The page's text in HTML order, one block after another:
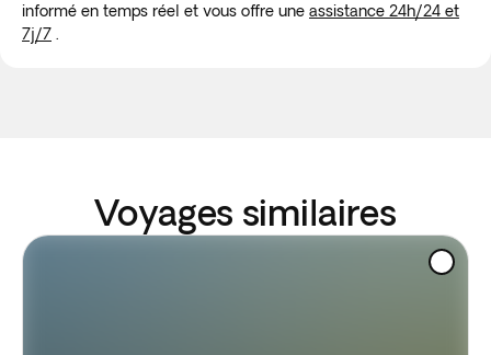
informé en temps réel et vous offre une assistance 24h/24 et
7j/7
Voyages similaires